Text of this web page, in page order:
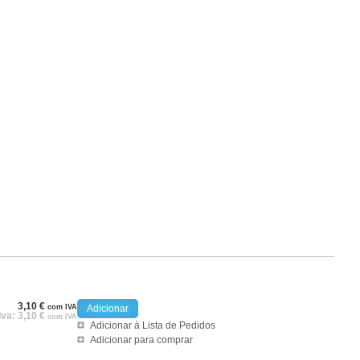
3,10 € com IVA
3,10 € com IVA
Adicionar
Adicionar à Lista de Pedidos
Adicionar para comprar